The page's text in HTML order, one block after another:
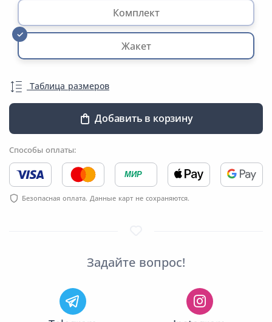
Комплект
Жакет
Таблица размеров
Добавить в корзину
Способы оплаты:
МИР
Безопасная оплата. Данные карт не сохраняются.
Задайте вопрос!